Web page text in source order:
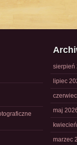
sierpień
lipiec
maj
marzec